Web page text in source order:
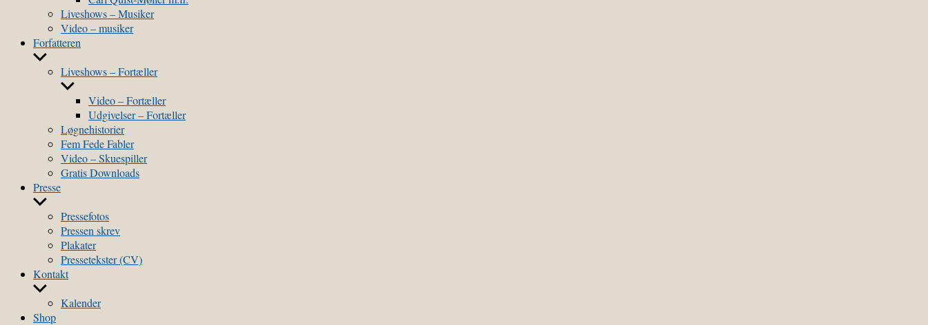
Liveshows – Musiker
Video – musiker
Forfatteren
Show
Liveshows – Fortæller
Show
menu
Video – Fortæller
Udgivelser – Fortæller
Løgnehistorier
Fem Fede Fabler
Video – Skuespiller
Gratis Downloads
Presse
Show
menu
Pressefotos
Pressen skrev
Plakater
Pressetekster (CV)
Kontakt
Show
menu
Kalender
Shop